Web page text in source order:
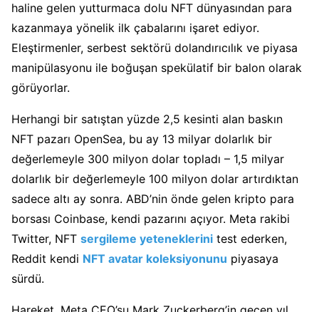
haline gelen yutturmaca dolu NFT dünyasından para
kazanmaya yönelik ilk çabalarını işaret ediyor.
Eleştirmenler, serbest sektörü dolandırıcılık ve piyasa
manipülasyonu ile boğuşan spekülatif bir balon olarak
görüyorlar.
Herhangi bir satıştan yüzde 2,5 kesinti alan baskın
NFT pazarı OpenSea, bu ay 13 milyar dolarlık bir
değerlemeyle 300 milyon dolar topladı – 1,5 milyar
dolarlık bir değerlemeyle 100 milyon dolar artırdıktan
sadece altı ay sonra. ABD’nin önde gelen kripto para
borsası Coinbase, kendi pazarını açıyor. Meta rakibi
Twitter, NFT sergileme yeteneklerini test ederken,
Reddit kendi NFT avatar koleksiyonunu piyasaya
sürdü.